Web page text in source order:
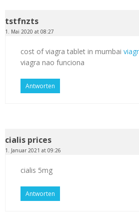
tstfnzts
1. Mai 2020 at 08:27
cost of viagra tablet in mumbai
viagra nao funciona
Antworten
cialis prices
1. Januar 2021 at 09:26
cialis 5mg
Antworten